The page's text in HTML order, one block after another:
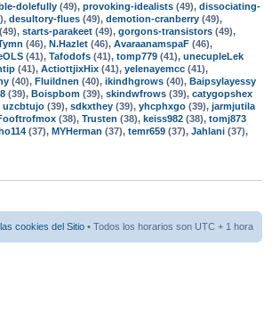
dolefully (49), provoking-idealists (49), dissociating-
desultory-flues (49), demotion-cranberry (49),
(49), starts-parakeet (49), gorgons-transistors (49),
(46), N.Hazlet (46), AvaraanamspaF (46),
(41), Tafodofs (41), tomp779 (41), unecupleLek
(41), ActiottjixHix (41), yelenayemcc (41),
(40), Fluildnen (40), ikindhgrows (40), Baipsylayessy
(39), Boispbom (39), skindwfrows (39), catygopshex
uzcbtujo (39), sdkxthey (39), yhcphxgo (39), jarmjutila
(38), Trusten (38), keiss982 (38), tomj873
(37), MYHerman (37), temr659 (37), Jahlani (37),
cookies del Sitio • Todos los horarios son UTC + 1 hora